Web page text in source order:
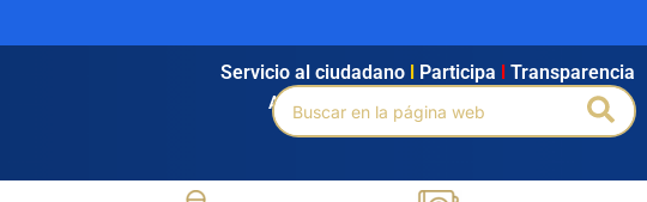
Agendamiento Intranet Búsqueda avanzada
Servicio al ciudadano Participa Transparencia
Buscar
por: